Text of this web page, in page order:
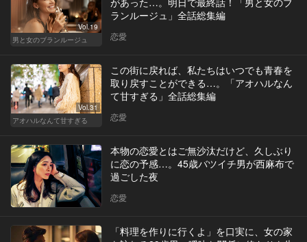
Vol.19
男と女のブランルージュ
ランルージュ」全話総集編
恋愛
Vol.31
アオハルなんて甘すぎる
この街に戻れば、私たちはいつでも青春を
取り戻すことができる…。「アオハルなん
て甘すぎる」全話総集編
恋愛
本物の恋愛とはご無沙汰だけど、久しぶり
に恋の予感…。45歳バツイチ男が西麻布で
過ごした夜
恋愛
「料理を作りに行くよ」を口実に、女の家